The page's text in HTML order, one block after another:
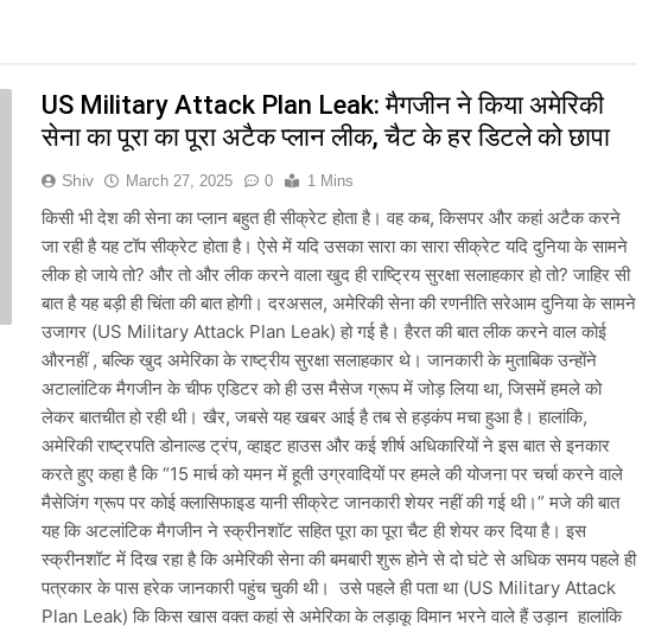
8, 2026
8, 2026
Commonwealth Games 2026: भारत ने 39 पदकों के साथ अभियान चौथे स्थान पर समाप्त
8, 2026
ने कई राज्यों में भारी बारिश और बाढ़ की चेतावनी जारी की, उत्तर भारत और पूर्वोत्तर में हाई अलर्ट
कई राज्यों में भारी बारिश का अलर्ट जारी किया, दिल्ली-NCR समेत कई क्षेत्रों में जलभराव और
6, 2026
मंतर पुलिस कार्रवाई पर संसद में विपक्ष का हंगामा तेज़, सरकार से जवाब की मांग
6, 2026
हथकरघा दिवस की तैयारियाँ तेज़, देशभर में बुनकरों और हस्तशिल्प प्रदर्शनियों का होगा आयोजन
5, 2026
US Military Attack Plan Leak: मैगजीन ने किया अमेरिकी
सेना का पूरा का पूरा अटैक प्लान लीक, चैट के हर डिटले को छापा
Shiv March 27, 2025 0 1 Mins
किसी भी देश की सेना का प्लान बहुत ही सीक्रेट होता है। वह कब, किसपर और कहां अटैक करने
जा रही है यह टॉप सीक्रेट होता है। ऐसे में यदि उसका सारा का सारा सीक्रेट यदि दुनिया के सामने
लीक हो जाये तो? और तो और लीक करने वाला खुद ही राष्ट्रिय सुरक्षा सलाहकार हो तो? जाहिर सी
बात है यह बड़ी ही चिंता की बात होगी। दरअसल, अमेरिकी सेना की रणनीति सरेआम दुनिया के सामने
उजागर (US Military Attack Plan Leak) हो गई है। हैरत की बात लीक करने वाल कोई
औरनहीं , बल्कि खुद अमेरिका के राष्ट्रीय सुरक्षा सलाहकार थे। जानकारी के मुताबिक उन्होंने
अटालांटिक मैगजीन के चीफ एडिटर को ही उस मैसेज ग्रूप में जोड़ लिया था, जिसमें हमले को
लेकर बातचीत हो रही थी। खैर, जबसे यह खबर आई है तब से हड़कंप मचा हुआ है। हालांकि,
अमेरिकी राष्ट्रपति डोनाल्ड ट्रंप, व्हाइट हाउस और कई शीर्ष अधिकारियों ने इस बात से इनकार
करते हुए कहा है कि “15 मार्च को यमन में हूती उग्रवादियों पर हमले की योजना पर चर्चा करने वाले
मैसेजिंग ग्रूप पर कोई क्लासिफाइड यानी सीक्रेट जानकारी शेयर नहीं की गई थी।” मजे की बात
यह कि अटलांटिक मैगजीन ने स्क्रीनशॉट सहित पूरा का पूरा चैट ही शेयर कर दिया है। इस
स्क्रीनशॉट में दिख रहा है कि अमेरिकी सेना की बमबारी शुरू होने से दो घंटे से अधिक समय पहले ही
पत्रकार के पास हरेक जानकारी पहुंच चुकी थी। उसे पहले ही पता था (US Military Attack
Plan Leak) कि किस खास वक्त कहां से अमेरिका के लड़ाकू विमान भरने वाले हैं उड़ान हालांकि